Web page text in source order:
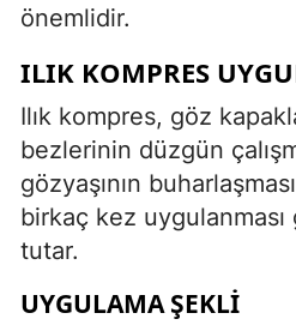
önemlidir.
ILIK KOMPRES
Ilık kompres, göz
bezlerinin düzgün
gözyaşının
birkaç kez
tutar.
UYGULAMA ŞEKLI